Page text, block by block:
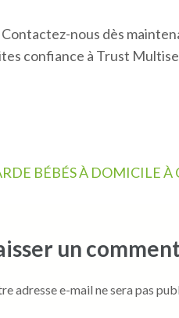
Contactez-nous dès
confiance à Trust
BÉBÉS À DOMICILE À
un
adresse e-mail ne sera pas